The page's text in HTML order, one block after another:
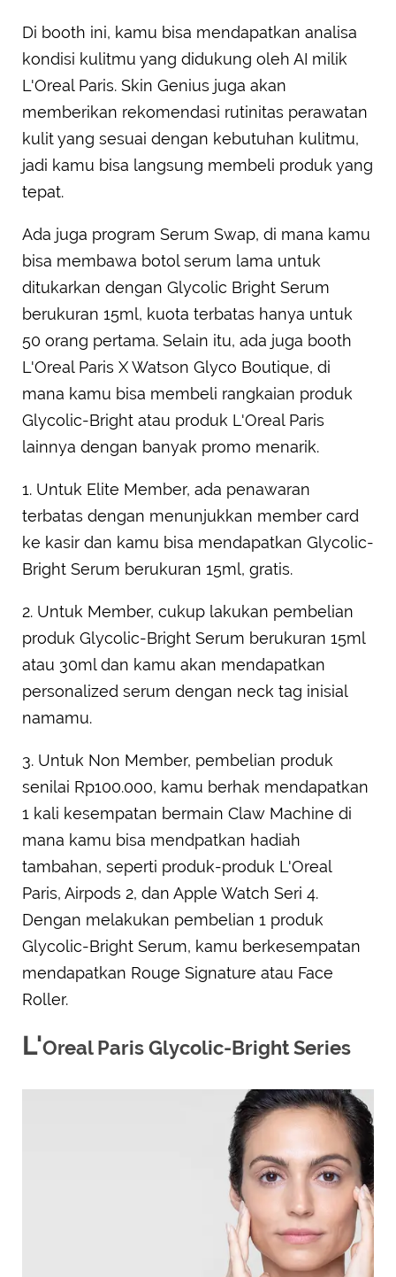
Di booth ini, kamu bisa mendapatkan analisa
kondisi kulitmu yang didukung oleh AI milik
L'Oreal Paris. Skin Genius juga akan
memberikan rekomendasi rutinitas perawatan
kulit yang sesuai dengan kebutuhan kulitmu,
jadi kamu bisa langsung membeli produk yang
tepat.
Ada juga program Serum Swap, di mana kamu
bisa membawa botol serum lama untuk
ditukarkan dengan Glycolic Bright Serum
berukuran 15ml, kuota terbatas hanya untuk
50 orang pertama. Selain itu, ada juga booth
L'Oreal Paris X Watson Glyco Boutique, di
mana kamu bisa membeli rangkaian produk
Glycolic-Bright atau produk L'Oreal Paris
lainnya dengan banyak promo menarik.
1. Untuk Elite Member, ada penawaran
terbatas dengan menunjukkan member card
ke kasir dan kamu bisa mendapatkan Glycolic-
Bright Serum berukuran 15ml, gratis.
2. Untuk Member, cukup lakukan pembelian
produk Glycolic-Bright Serum berukuran 15ml
atau 30ml dan kamu akan mendapatkan
personalized serum dengan neck tag inisial
namamu.
3. Untuk Non Member, pembelian produk
senilai Rp100.000, kamu berhak mendapatkan
1 kali kesempatan bermain Claw Machine di
mana kamu bisa mendpatkan hadiah
tambahan, seperti produk-produk L'Oreal
Paris, Airpods 2, dan Apple Watch Seri 4.
Dengan melakukan pembelian 1 produk
Glycolic-Bright Serum, kamu berkesempatan
mendapatkan Rouge Signature atau Face
Roller.
L'Oreal Paris Glycolic-Bright Series